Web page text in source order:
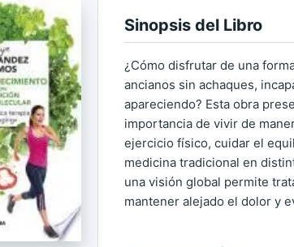
Sinopsis del Libro
¿Cómo disfrutar de una
ancianos sin achaques,
apareciendo? Esta obra
importancia de vivir de
ejercicio físico, cuidar el
medicina tradicional en
una visión global permite
mantener alejado el dolor y